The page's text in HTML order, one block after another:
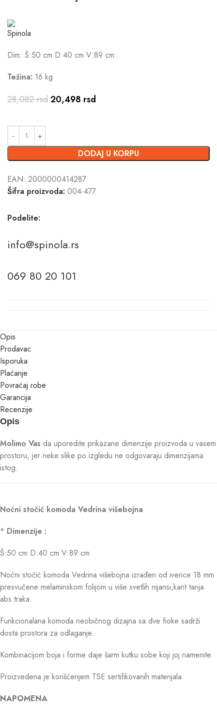
Dim: Š:50 cm D:40 cm V:89 cm
Težina: 16 kg
28,082rsd20,498 rsd
DODAJ U KORPU
EAN: 2000000414287
Šifra proizvoda: 004-477
Podelite:
info@spinola.rs
069 80 20 101
Opis
Prodavac
Isporuka
Plaćanje
Povraćaj robe
Garancija
Recenzije
Opis
Molimo Vas da uporedite prikazane dimenzije proizvoda u vasem
prostoru, jer neke slike po izgledu ne odgovaraju dimenzijama
istog.
Noćni stočić komoda Vedrina višebojna
* Dimenzije :
Š:50 cm D:40 cm V:89 cm
Noćni stočić komoda Vedrina višebojna izrađen od iverice 18 mm
presvučene melaminskom folijom u više svetlih nijansi,kant tanja
abs traka.
Funkcionalana komoda neobičnog dizajna sa dve fioke sadrži
dosta prostora za odlaganje.
Kombinacijom boja i forme daje šarm kutku sobe koji joj namenite.
Proizvedena je korišćenjem TSE sertifikovanih materijala.
NAPOMENA